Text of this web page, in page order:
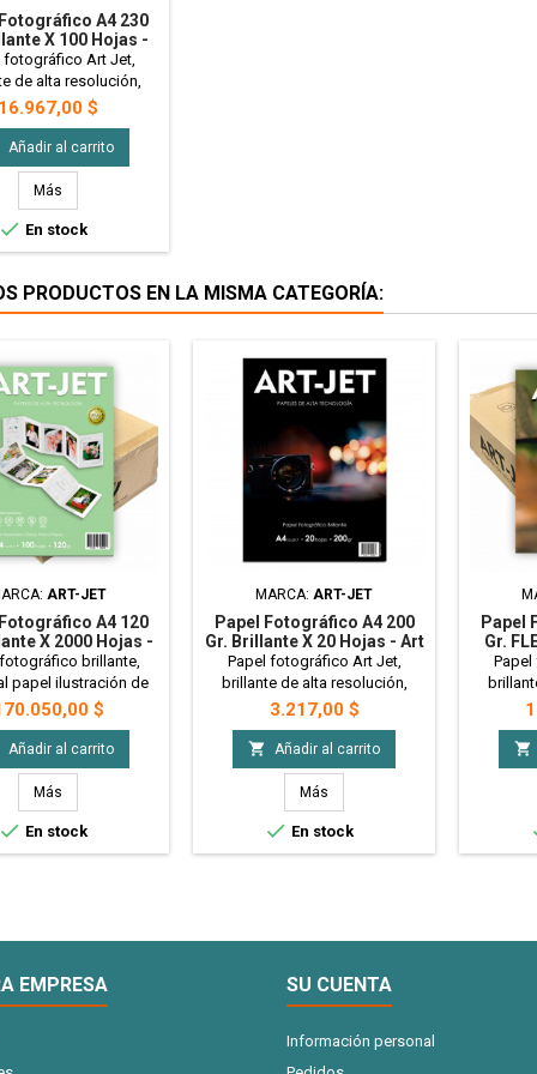
A4 230
X 100 Hojas -
Art Jet
fotográfico Art Jet,
de alta resolución,
al agua. Colores
durables Ideal para
fotografía y tarjetas
Tamaño A4 - 230gr
- x100 Hojas
Precio
16.967,00 $
Añadir al carrito
Más
 En stock
PRODUCTOS EN LA MISMA CATEGORÍA:
ART-JET
A4 120
X 2000 Hojas -
MAYORISTA
brillante,
papel ilustración de
pero compatible con
inkjet, alta
secado rápido,
al agua. Ideal para:
bar, packaging y
Tamaño A4 - 120gr -
- Bulto Cerrado
$
Añadir al carrito
Más
 En stock
MARCA: ART-JET
Papel Fotográfico A4 200
Gr. Brillante X 20 Hojas - Art
Jet
Papel fotográfico Art Jet,
brillante de alta resolución,
resistente al agua. Colores
vivos y durables Ideal para
imprimir fotografía y tarjetas
personales. Tamaño A4 - 200gr
- x20 Hojas
Precio
3.217,00 $
 Añadir al carrito
Más
 En stock
Papel
Gr.
vivos y
para
para

EMPRESA SU CUENTA
Información personal